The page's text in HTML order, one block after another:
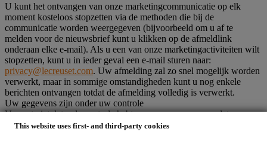
This website uses first- and third-party cookies
U kunt het ontvangen van onze marketingcommunicatie op elk
moment kosteloos stopzetten via de methoden die bij de
communicatie worden weergegeven (bijvoorbeeld om u af te
melden voor de nieuwsbrief kunt u klikken op de afmeldlink
onderaan elke e-mail). Als u een van onze marketingactiviteiten wilt
stopzetten, kunt u in ieder geval een e-mail sturen naar:
privacy@lecreuset.com. Uw afmelding zal zo snel mogelijk worden
verwerkt, maar in sommige omstandigheden kunt u nog enkele
berichten ontvangen totdat de afmelding volledig is verwerkt.
Uw gegevens zijn onder uw controle
Vergeet niet dat u de controle hebt over uw gegevens en dat u uw
voorkeuren te allen tijde kunt beheren. U kunt erop rekenen dat wij